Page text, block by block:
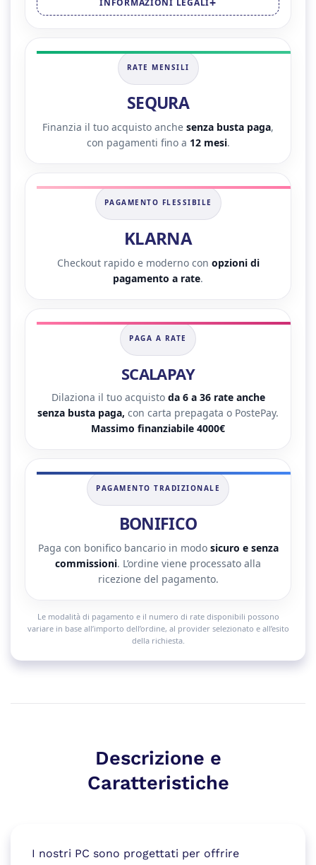
RATE MENSILI
SEQURA
Finanzia il tuo acquisto anche senza busta paga,
con pagamenti fino a 12 mesi.
PAGAMENTO FLESSIBILE
KLARNA
Checkout rapido e moderno con opzioni di
pagamento a rate.
PAGA A RATE
SCALAPAY
Dilaziona il tuo acquisto da 6 a 36 rate anche
senza busta paga, con carta prepagata o PostePay.
Massimo finanziabile 4000€
PAGAMENTO TRADIZIONALE
BONIFICO
Paga con bonifico bancario in modo sicuro e senza
commissioni. L’ordine viene processato alla
ricezione del pagamento.
Le modalità di pagamento e il numero di rate disponibili possono
variare in base all’importo dell’ordine, al provider selezionato e all’esito
della richiesta.
Descrizione e
Caratteristiche
I nostri PC sono progettati per offrire